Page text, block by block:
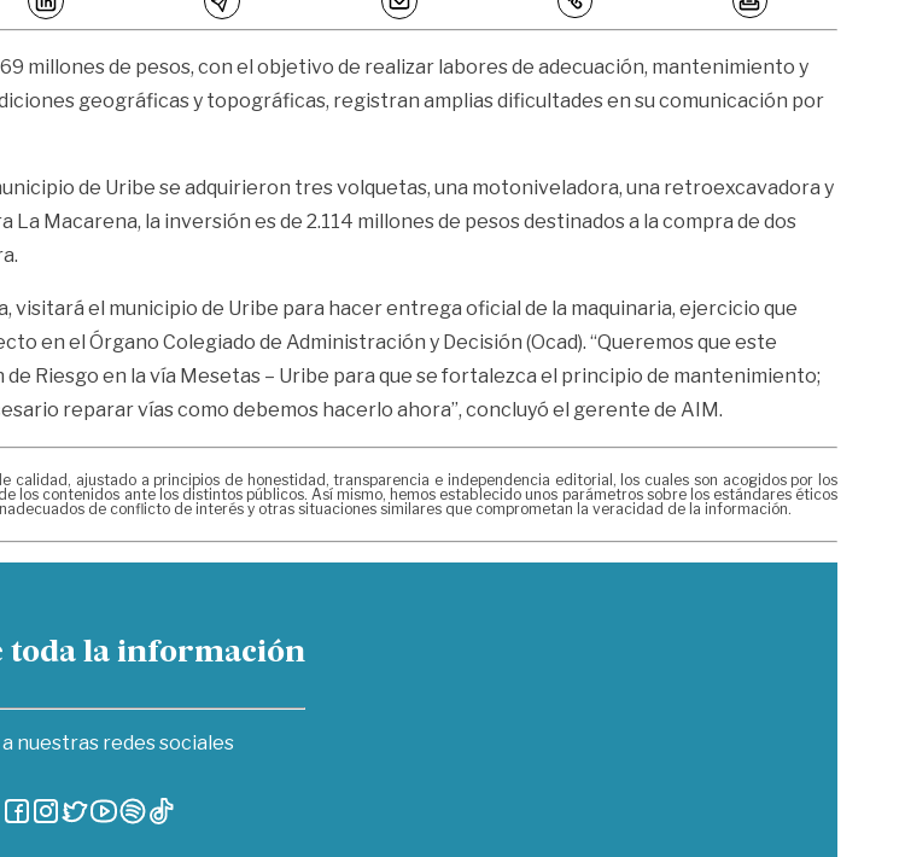
millones de pesos, con el objetivo de realizar labores de adecuación, mantenimiento y
geográficas y topográficas, registran amplias dificultades en su comunicación por
de Uribe se adquirieron tres volquetas, una motoniveladora, una retroexcavadora y
Macarena, la inversión es de 2.114 millones de pesos destinados a la compra de dos
el municipio de Uribe para hacer entrega oficial de la maquinaria, ejercicio que
en el Órgano Colegiado de Administración y Decisión (Ocad). “Queremos que este
Riesgo en la vía Mesetas – Uribe para que se fortalezca el principio de mantenimiento;
reparar vías como debemos hacerlo ahora”, concluyó el gerente de AIM.
calidad, ajustado a principios de honestidad, transparencia e independencia editorial, los cuales son acogidos por los
contenidos ante los distintos públicos. Así mismo, hemos establecido unos parámetros sobre los estándares éticos
de conflicto de interés y otras situaciones similares que comprometan la veracidad de la información.
toda la información
nuestras redes sociales